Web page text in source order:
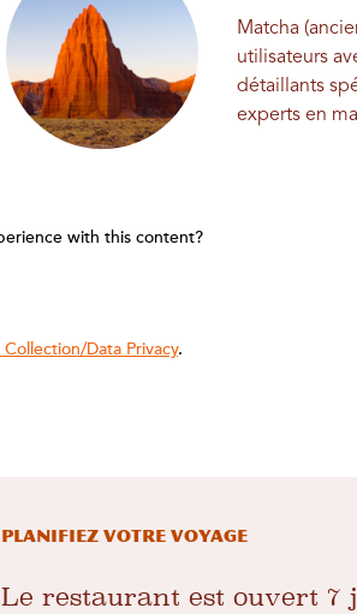
Matcha
utilisateurs
détaillants
experts en
PLANIFIEZ VOTRE VOYAGE
Le restaurant est ouvert 7